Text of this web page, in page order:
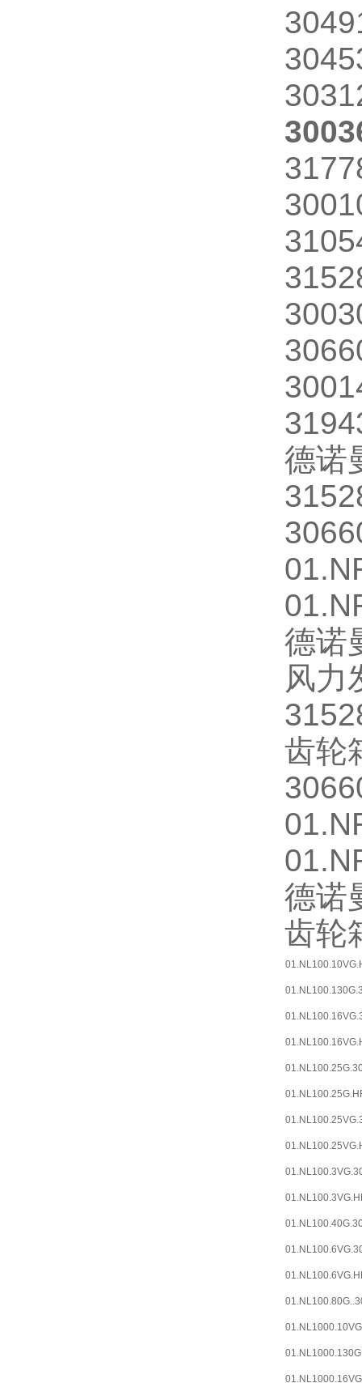
德诺
德诺
风力
齿轮
德诺
齿轮